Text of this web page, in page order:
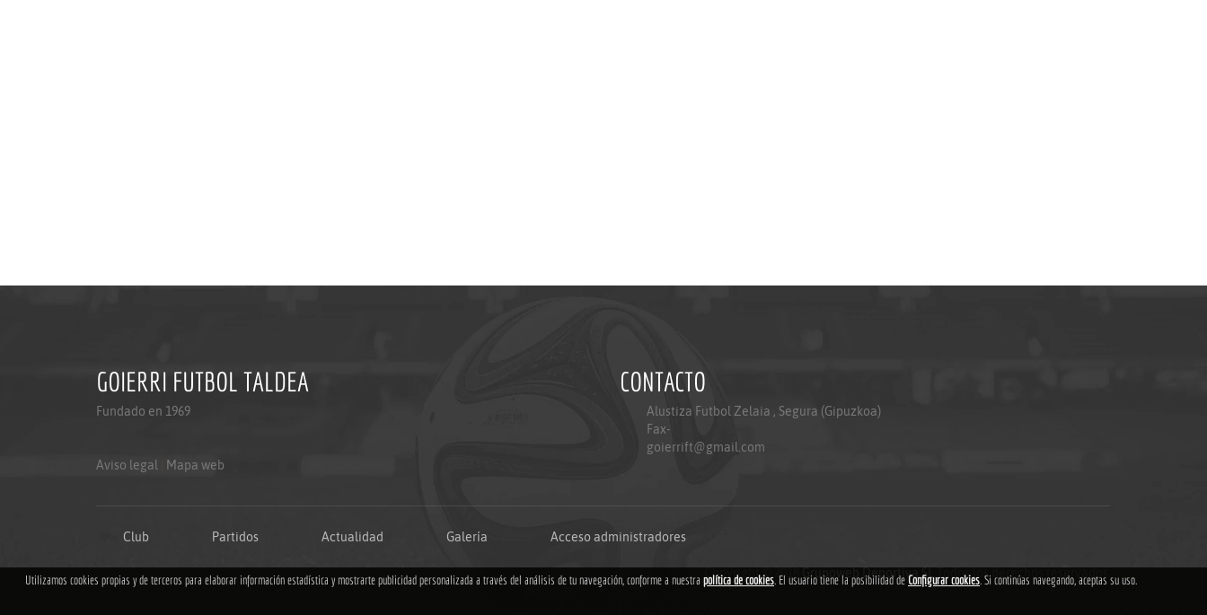
GOIERRI FUTBOL TALDEA
Fundado en 1969
Aviso legal Mapa web
CONTACTO
Alustiza Futbol Zelaia , Segura (Gipuzkoa)
Fax-
goierrift@gmail.com
Club Partidos Actualidad Galería Acceso administradores
Copyright © 2018 Grupoweb Deportiva SL .Todos los derechos reservados.
Utilizamos cookies propias y de terceros para elaborar información estadística y mostrarte publicidad personalizada a través del análisis de tu navegación, conforme a nuestra política de cookies. El usuario tiene la posibilidad de Configurar cookies. Si continúas navegando, aceptas su uso.